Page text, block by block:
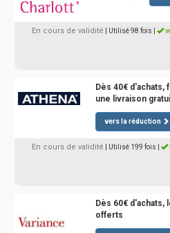
En cours de validité | Utilisé 98 fois
Dès 40€
une livraison
vers la réduction
En cours de validité | Utilisé 199 fois
Dès 60€ d'achats,
offerts